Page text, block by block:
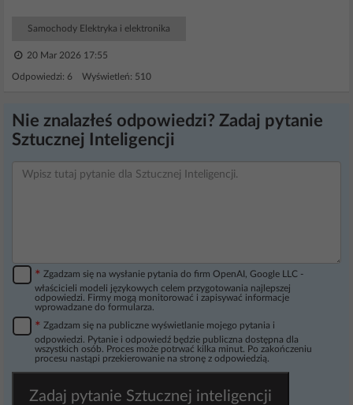
Samochody Elektryka i elektronika
20 Mar 2026 17:55
Odpowiedzi: 6 Wyświetleń: 510
Nie znalazłeś odpowiedzi? Zadaj pytanie
Sztucznej Inteligencji
* Zgadzam się na wysłanie pytania do firm OpenAI, Google LLC -
właścicieli modeli językowych celem przygotowania najlepszej
odpowiedzi. Firmy mogą monitorować i zapisywać informacje
wprowadzane do formularza.
* Zgadzam się na publiczne wyświetlanie mojego pytania i
odpowiedzi. Pytanie i odpowiedź będzie publiczna dostępna dla
wszystkich osób. Proces może potrwać kilka minut. Po zakończeniu
procesu nastąpi przekierowanie na stronę z odpowiedzią.
Zadaj pytanie Sztucznej inteligencji